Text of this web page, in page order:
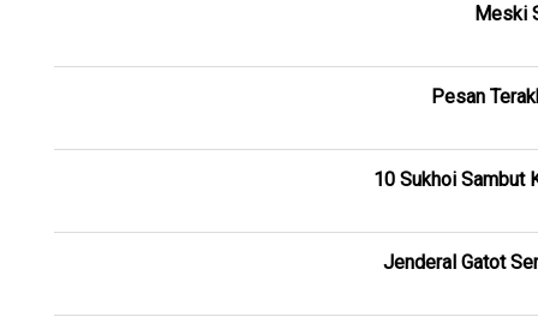
Meski
Pesan
10 Sukhoi Sambut
Jenderal Gatot